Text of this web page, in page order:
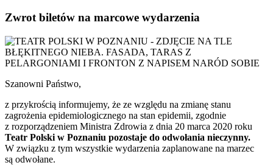
Zwrot biletów na marcowe wydarzenia
Szanowni Państwo,
z przykrością informujemy, że ze względu na zmianę stanu
zagrożenia epidemiologicznego na stan epidemii, zgodnie
z rozporządzeniem Ministra Zdrowia z dnia 20 marca 2020 roku
Teatr Polski w Poznaniu pozostaje do odwołania nieczynny.
W związku z tym wszystkie wydarzenia zaplanowane na marzec
są odwołane.